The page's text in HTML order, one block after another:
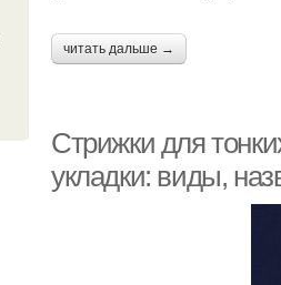
читать дальше →
Стрижки для
укладки: виды,